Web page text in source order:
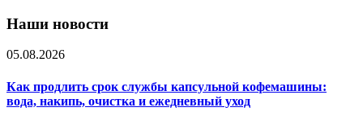
Наши новости
05.08.2026
Как продлить срок службы капсульной кофемашины:
вода, накипь, очистка и ежедневный уход